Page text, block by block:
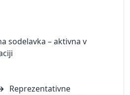
sodelavka – aktivna v
Reprezentativne